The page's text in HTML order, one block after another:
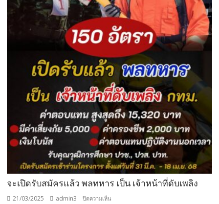
จะเปิดรับสมัครแล้ว พลทหาร เป็น เจ้าหน้าที่ดับเพลิง
21/03/2025 admin3 ปิดความเห็น